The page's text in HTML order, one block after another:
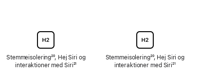
StemmeisoleringFodnote
²⁰, Hej Siri og
interaktioner med SiriFodnote
²¹
StemmeisoleringFodnote
²⁰, Hej Siri og
interaktioner med SiriFodnote
²¹